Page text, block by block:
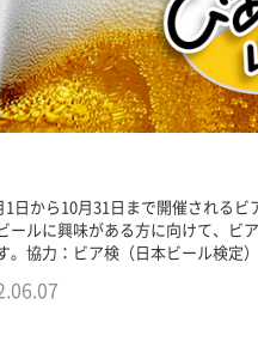
1日から10月31日まで開催される
ールに興味がある方に向けて、ビ
。協力：ビア検（日本ビール検定）